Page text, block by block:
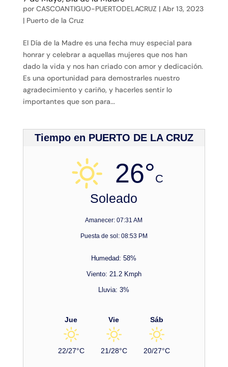
por CASCOANTIGUO-PUERTODELACRUZ | Abr 13, 2023
| Puerto de la Cruz
El Día de la Madre es una fecha muy especial para
honrar y celebrar a aquellas mujeres que nos han
dado la vida y nos han criado con amor y dedicación.
Es una oportunidad para demostrarles nuestro
agradecimiento y cariño, y hacerles sentir lo
importantes que son para...
Tiempo en PUERTO DE LA CRUZ
26°C
Soleado
Amanecer: 07:31 AM
Puesta de sol: 08:53 PM
Humedad: 58%
Viento: 21.2 Kmph
Lluvia: 3%
Jue
22/27°C
Vie
21/28°C
Sáb
20/27°C